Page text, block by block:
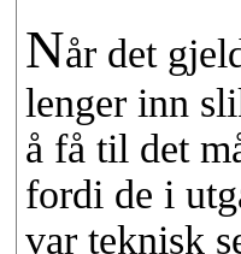
Når det
lenger inn
å få til det
fordi de i
var teknisk